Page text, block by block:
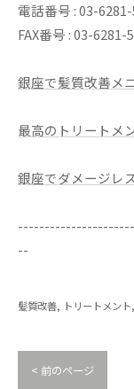
電話番号 : 03-
FAX番号 : 03-6281-
銀座で髪質改善メ
最高のトリートメ
銀座でダメージレ
--
髪質改善 トリートメント
< 前のページ